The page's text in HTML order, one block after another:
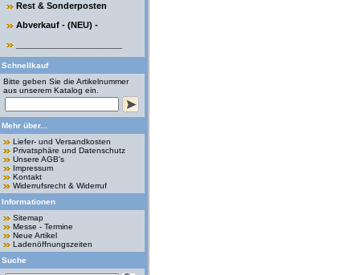
Rest & Sonderposten
Abverkauf - (NEU) -
Schnellkauf
Bitte geben Sie die Artikelnummer
aus unserem Katalog ein.
Mehr über...
Liefer- und Versandkosten
Privatsphäre und Datenschutz
Unsere AGB's
Impressum
Kontakt
Widerrufsrecht & Widerruf
Informationen
Sitemap
Messe - Termine
Neue Artikel
Ladenöffnungszeiten
Suche